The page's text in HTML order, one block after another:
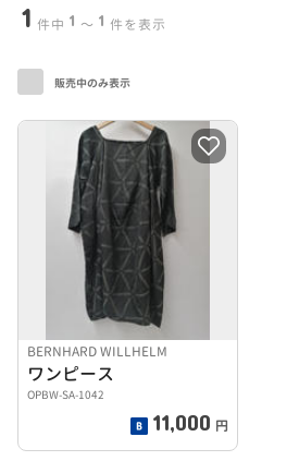
1 件中 1 〜 1 件を表示
販売中のみ表示
BERNHARD WILLHELM
ワンピース
OPBW-SA-1042
11,000 円